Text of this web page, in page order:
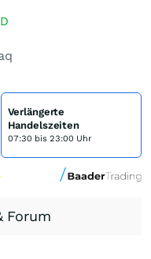
Verlängerte
Handelszeiten
07:30 bis 23:00 Uhr
Forum